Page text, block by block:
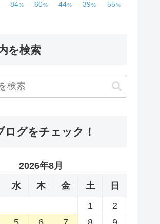
を検索
ログをチェック！
2026年8月
水 木 金 土
日
1
2